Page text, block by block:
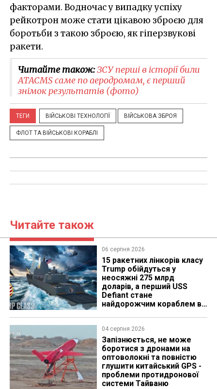
факторами. Водночас у випадку успіху
рейкотрон може стати цікавою зброєю для
боротьби з такою зброєю, як гіперзвукові
ракети.
Читайте також:ЗСУ перші в історії били
ATACMS саме по аеродромам, є перший
знімок результатів (фото)
ТЕГИ ВІЙСЬКОВІ ТЕХНОЛОГІЇ ВІЙСЬКОВА ЗБРОЯ
ФЛОТ ТА ВІЙСЬКОВІ КОРАБЛІ
Читайте також
06 серпня 2026
15 ракетних лінкорів класу
Trump обійдуться у
неосяжні 275 млрд
доларів, а перший USS
Defiant стане
найдорожчим кораблем в
04 серпня 2026
Запізнюється, не може
боротися з дронами на
оптоволокні та повністю
глушити китайський GPS -
проблеми протидронової
системи Тайваню